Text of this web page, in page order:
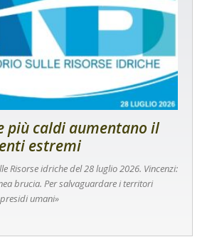
più caldi aumentano il
estremi
Risorse idriche del 28 luglio 2026. Vincenzi:
brucia. Per salvaguardare i territori
umani»